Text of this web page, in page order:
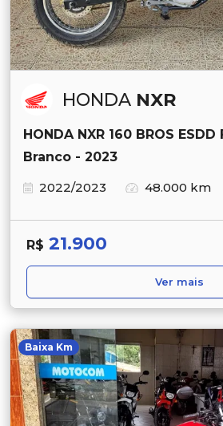
HONDA NXR
HONDA NXR 160 BROS ESDD
Branco - 2023
2022/2023
48.000 km
R$ 21.900
Ver mais
Baixa Km